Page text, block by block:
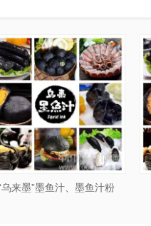
乌来墨”墨鱼汁、墨鱼汁粉